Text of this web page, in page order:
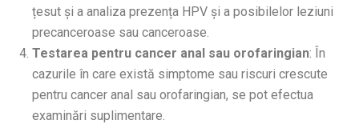
țesut și a analiza prezența HPV și a posibilelor leziuni
precanceroase sau canceroase.
Testarea pentru cancer anal sau orofaringian: În
cazurile în care există simptome sau riscuri crescute
pentru cancer anal sau orofaringian, se pot efectua
examinări suplimentare.